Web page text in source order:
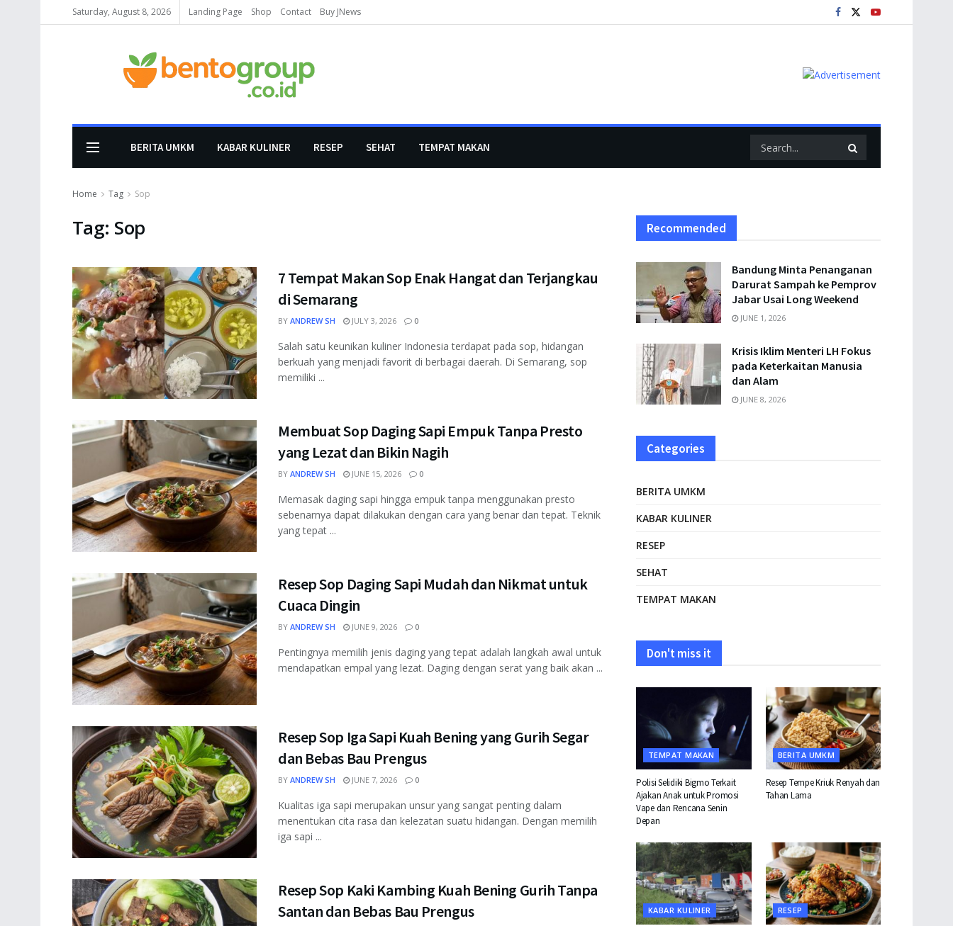
Saturday, August 8, 2026 Landing Page Shop Contact Buy JNews
BERITA UMKM KABAR KULINER RESEP SEHAT TEMPAT MAKAN
Home Tag Sop
Tag: Sop
7 Tempat Makan Sop Enak Hangat dan Terjangkau
di Semarang
BY ANDREW SH JULY 3, 2026 0
Salah satu keunikan kuliner Indonesia terdapat pada sop, hidangan
berkuah yang menjadi favorit di berbagai daerah. Di Semarang, sop
memiliki ...
Membuat Sop Daging Sapi Empuk Tanpa Presto
yang Lezat dan Bikin Nagih
BY ANDREW SH JUNE 15, 2026 0
Memasak daging sapi hingga empuk tanpa menggunakan presto
sebenarnya dapat dilakukan dengan cara yang benar dan tepat. Teknik
yang tepat ...
Resep Sop Daging Sapi Mudah dan Nikmat untuk
Cuaca Dingin
BY ANDREW SH JUNE 9, 2026 0
Pentingnya memilih jenis daging yang tepat adalah langkah awal untuk
mendapatkan empal yang lezat. Daging dengan serat yang baik akan ...
Resep Sop Iga Sapi Kuah Bening yang Gurih Segar
dan Bebas Bau Prengus
BY ANDREW SH JUNE 7, 2026 0
Kualitas iga sapi merupakan unsur yang sangat penting dalam
menentukan cita rasa dan kelezatan suatu hidangan. Dengan memilih
iga sapi ...
Resep Sop Kaki Kambing Kuah Bening Gurih Tanpa
Santan dan Bebas Bau Prengus
Recommended
Bandung Minta Penanganan
Darurat Sampah ke Pemprov
Jabar Usai Long Weekend
JUNE 1, 2026
Krisis Iklim Menteri LH Fokus
pada Keterkaitan Manusia
dan Alam
JUNE 8, 2026
Categories
BERITA UMKM
KABAR KULINER
RESEP
SEHAT
TEMPAT MAKAN
Don't miss it
TEMPAT MAKAN
Polisi Selidiki Bigmo Terkait
Ajakan Anak untuk Promosi
Vape dan Rencana Senin
Depan
BERITA UMKM
Resep Tempe Kriuk Renyah dan
Tahan Lama
KABAR KULINER RESEP